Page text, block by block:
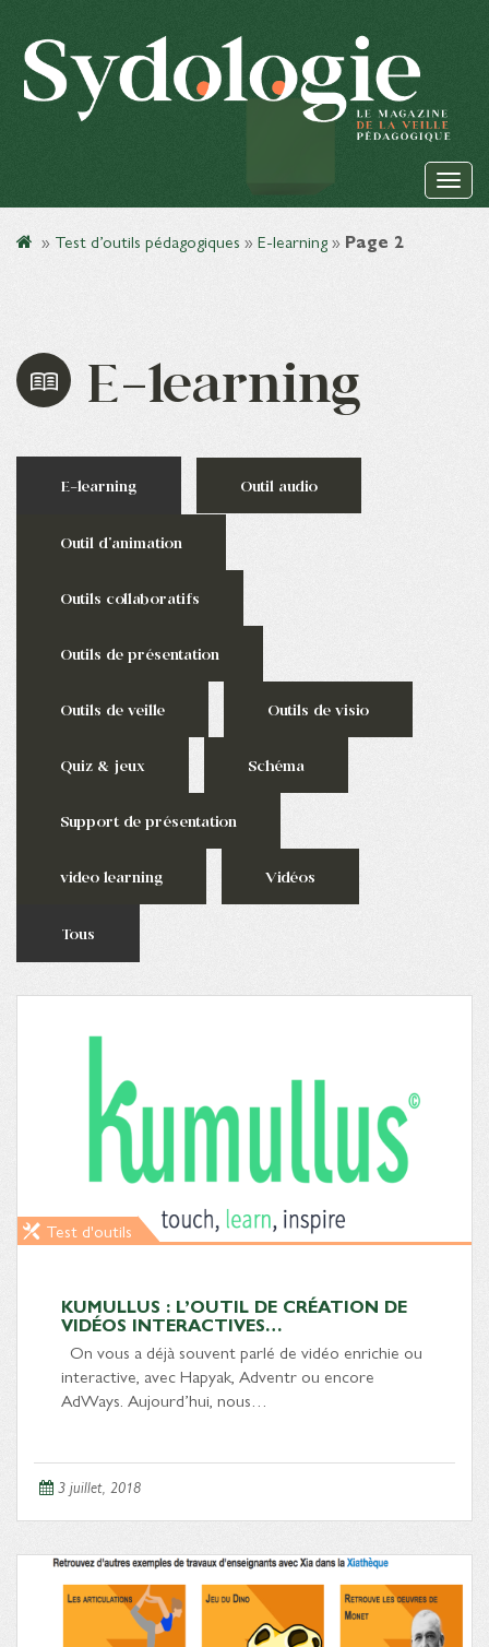
» Test d’outils pédagogiques » E-learning» Page 2
E-learning
E-learning Outil audio
Outil d'animation
Outils collaboratifs
Outils de présentation
Outils de veille Outils de visio
Quiz & jeux Schéma
Support de présentation
video learning Vidéos
Tous
Test d'outils
KUMULLUS : L’OUTIL DE CRÉATION DE
VIDÉOS INTERACTIVES…
On vous a déjà souvent parlé de vidéo enrichie ou
interactive, avec Hapyak, Adventr ou encore
AdWays. Aujourd’hui, nous…
3 juillet, 2018